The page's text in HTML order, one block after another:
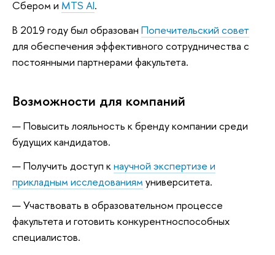
Сбером и MTS AI.
В 2019 году был образован Попечительский совет
для обеспечения эффективного сотрудничества с
постоянными партнерами факультета.
Возможности для компаний
Повысить лояльность к бренду компании среди
будущих кандидатов.
Получить доступ кнаучной экспертизе и
прикладным исследованиям университета.
Участвовать в образовательном процессе
факультета и готовить конкурентноспособных
специалистов.